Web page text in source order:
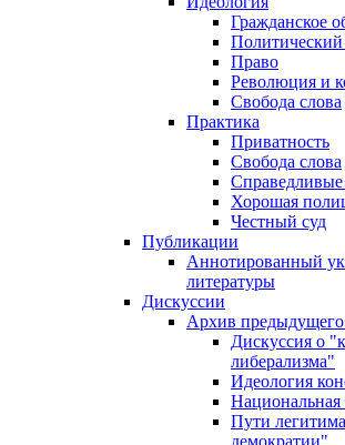
Гражданское
Право
Революция и
Свобода слова
Практика
Приватность
Свобода слова
Хорошая
Честный суд
Публикации
Аннотированный
литературы
Дискуссии
Архив предыдущего
Дискуссия о
либерализма"
Идеология
Национальная
Пути
демократии"